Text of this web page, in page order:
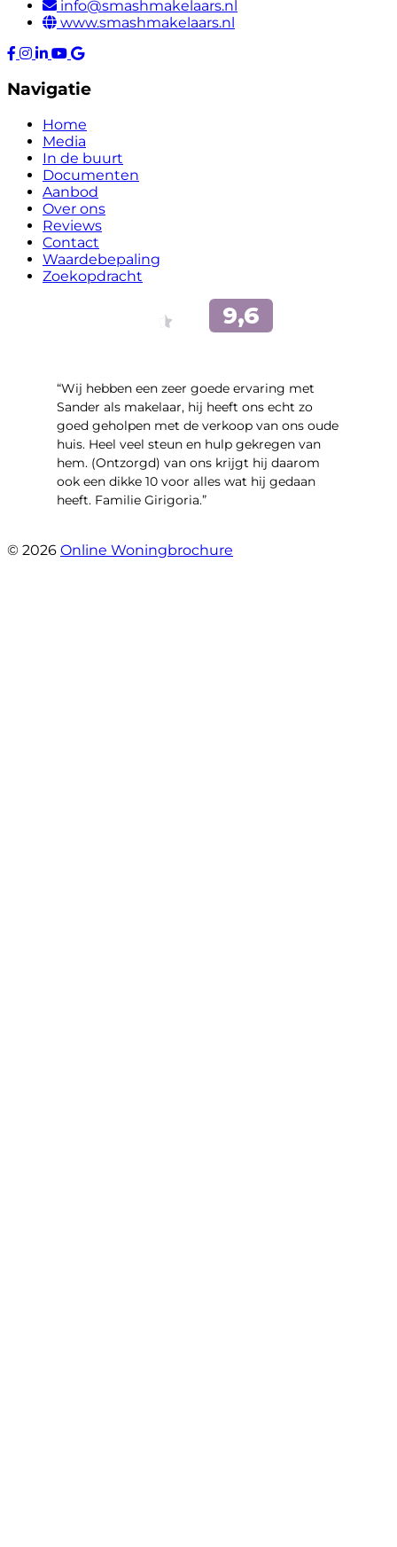
info@smashmakelaars.nl
www.smashmakelaars.nl
Navigatie
Home
Media
In de buurt
Documenten
Aanbod
Over ons
Reviews
Contact
Waardebepaling
Zoekopdracht
“Wij hebben een zeer goede ervaring met
Sander als makelaar, hij heeft ons echt zo
goed geholpen met de verkoop van ons oude
huis. Heel veel steun en hulp gekregen van
hem. (Ontzorgd) van ons krijgt hij daarom
ook een dikke 10 voor alles wat hij gedaan
heeft. Familie Girigoria.”
© 2026 Online Woningbrochure